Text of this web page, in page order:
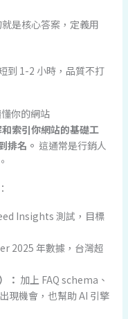
是核心答案，定義用
到 1-2 小時，品質不打
你的網站
索引你網站的基礎工
排名。 這通常是行銷人
Insights 測試，目標
2025 年數據，台灣超
： 加上 FAQ schema、
現機會，也幫助 AI 引擎